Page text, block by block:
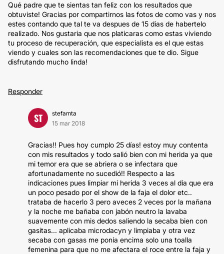
Qué padre que te sientas tan feliz con los resultados que
obtuviste! Gracias por compartirnos las fotos de como vas y nos
estes contando que tal te va despues de 15 dias de habertelo
realizado. Nos gustaria que nos platicaras como estas viviendo
tu proceso de recuperación, que especialista es el que estas
viendo y cuales son las recomendaciones que te dio. Sigue
disfrutando mucho linda!
Responder
ST
stefamta
15 mar 2018
Gracias!! Pues hoy cumplo 25 días! estoy muy contenta
con mis resultados y todo salió bien con mi herida ya que
mi temor era que se abriera o se infectara que
afortunadamente no sucedió!! Respecto a las
indicaciones pues limpiar mi herida 3 veces al día que era
un poco pesado por el show de la faja el dolor etc..
trataba de hacerlo 3 pero aveces 2 veces por la mañana
y la noche me bañaba con jabón neutro la lavaba
suavemente con mis dedos saliendo la secaba bien con
gasitas... aplicaba microdacyn y limpiaba y otra vez
secaba con gasas me ponía encima solo una toalla
femenina para que no me afectara el roce entre la faja y